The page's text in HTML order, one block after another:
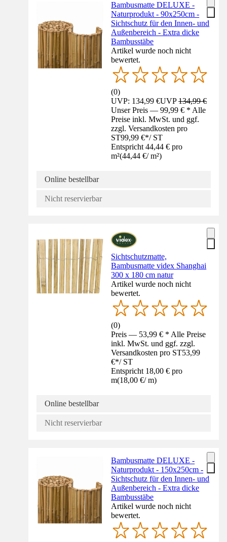
Bambusmatte DELUXE -
Naturprodukt - 90x250cm -
Sichtschutz für den Innen- und
Außenbereich - Extra dicke
Bambusstäbe
Artikel wurde noch nicht
bewertet.
(0)
UVP: 134,99 €UVP134,99 €
Unser Preis — 99,99 € * Alle
Preise inkl. MwSt. und ggf.
zzgl. Versandkosten pro
ST99,99 €*/ ST
Entspricht 44,44 € pro
m²(44,44 €/ m²)
Online bestellbar
Nicht reservierbar
Sichtschutzmatte,
Bambusmatte videx Shanghai
300 x 180 cm natur
Artikel wurde noch nicht
bewertet.
(0)
Preis — 53,99 € * Alle Preise
inkl. MwSt. und ggf. zzgl.
Versandkosten pro ST53,99
€*/ ST
Entspricht 18,00 € pro
m(18,00 €/ m)
Online bestellbar
Nicht reservierbar
Bambusmatte DELUXE -
Naturprodukt - 150x250cm -
Sichtschutz für den Innen- und
Außenbereich - Extra dicke
Bambusstäbe
Artikel wurde noch nicht
bewertet.